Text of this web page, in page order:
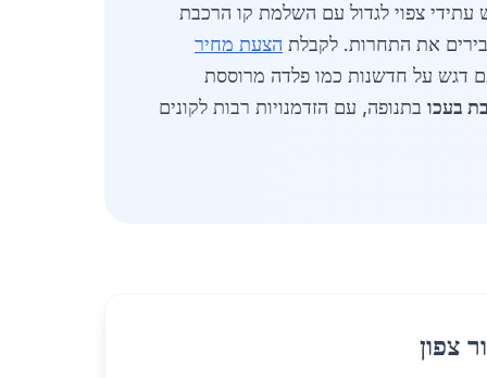
עתידי צפוי לגדול עם השלמת קו הרכבת
את התחרות. לקבלת הצעת מחיר
לפנות לספקים מקומיים. השוק צפוי להגיע ל-7 מיליארד ש"ח בהיקף מכירות בצפון ב-2026, עם דגש על חדשנות כמו פלדה מרוססת
בעכו בתנופה, עם הזדמנויות רבות לקונים
צפון